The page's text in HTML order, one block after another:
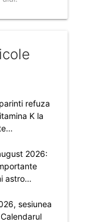
refuza
K la
2026:
astro…
sesiunea